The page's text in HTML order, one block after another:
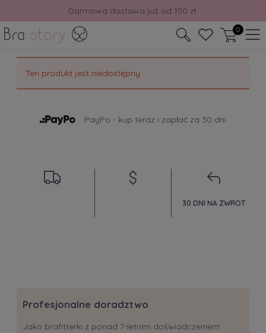
Darmowa dostawa już od 150 zł.
0
Ten produkt jest niedostępny.
PayPo - kup teraz i zapłać za 30 dni
30 DNI NA ZWROT
Profesjonalne doradztwo
Jako brafitterki z ponad 7-letnim doświadczeniem